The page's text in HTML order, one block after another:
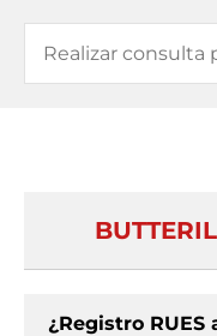
¿Registro RUES